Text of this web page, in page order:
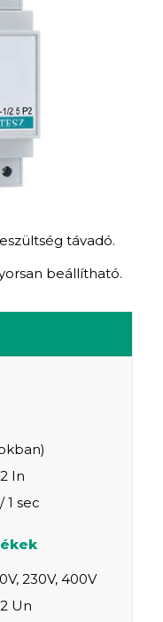
távadó.
beállítható.
In
1 sec
230V, 400V
Un